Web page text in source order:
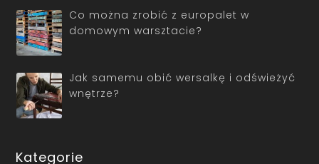
Co można zrobić z europalet w
domowym warsztacie?
Jak samemu obić wersalkę i odświeżyć
wnętrze?
Kategorie